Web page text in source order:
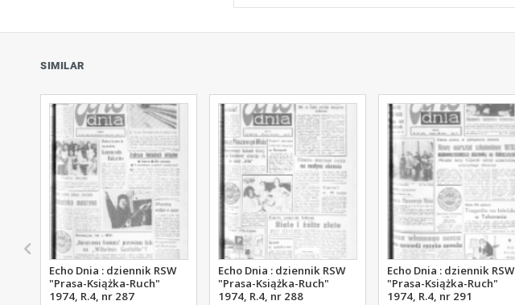
SIMILAR
Echo Dnia : dziennik RSW
"Prasa-Książka-Ruch"
1974, R.4, nr 287
Echo Dnia : dziennik RSW
"Prasa-Książka-Ruch"
1974, R.4, nr 288
Echo Dnia : dziennik RSW
"Prasa-Książka-Ruch"
1974, R.4, nr 291